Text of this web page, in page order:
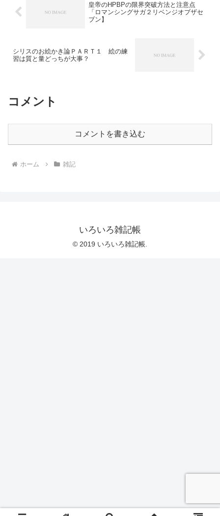
皇帝のHPBPの限界突破方法と注意点
「ロマンシングサガ２リベンジオブザセ
ブン】
シリスのお絵かき論ＰＡＲＴ１ 絵の練
習は質と量どっちが大事？
コメント
コメントを書き込む
ホーム 雑記
いろいろ雑記帳
© 2019 いろいろ雑記帳.